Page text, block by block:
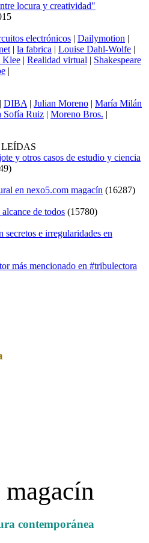
locura y creatividad"
electrónicos | Dailymotion |
| la fabrica | Louise Dahl-Wolfe |
Klee | Realidad virtual | Shakespeare
|
| DIBA | Julian Moreno | María Milán
Sofía Ruiz | Moreno Bros. |
y otros casos de estudio y ciencia
)
en nexo5.com magacín (16287)
de todos (15780)
secretos e irregularidades en
más mencionado en #tribulectora
contemporánea